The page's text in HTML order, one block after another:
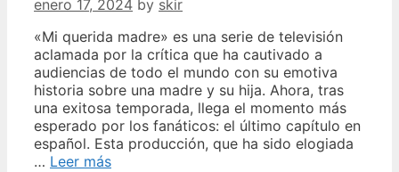
enero 17, 2024 by skir
«Mi querida madre» es una serie de televisión
aclamada por la crítica que ha cautivado a
audiencias de todo el mundo con su emotiva
historia sobre una madre y su hija. Ahora, tras
una exitosa temporada, llega el momento más
esperado por los fanáticos: el último capítulo en
español. Esta producción, que ha sido elogiada
… Leer másVer